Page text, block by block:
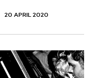
20 APRIL 2020